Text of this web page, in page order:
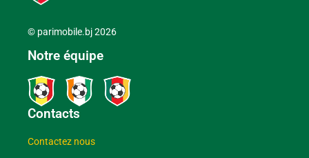
© parimobile.bj 2026
Notre équipe
Contacts
Contactez nous